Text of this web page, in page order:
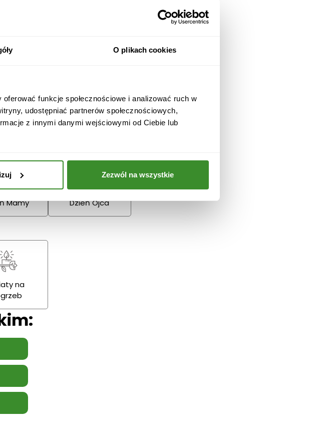
O plikach cookies
funkcje społecznościowe i analizować ruch w
udostępniać partnerów społecznościowych,
z innymi danymi wejściowymi od Ciebie lub
Zezwól na wszystkie
Ślub
Mamy Dzień Ojca
na